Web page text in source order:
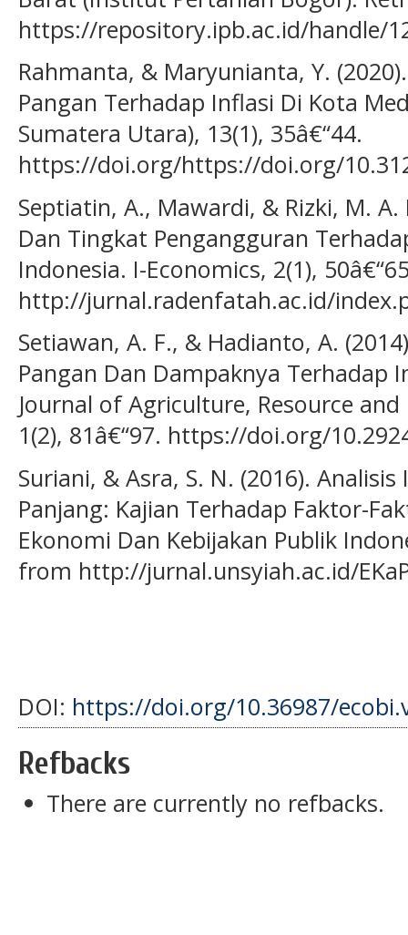
https://repository.ipb.ac.id/handle/
Rahmanta, & Maryunianta, Y.
Pangan Terhadap Inflasi Di Kota
Sumatera Utara), 13(1), 35â€“44.
https://doi.org/https://doi.org/
Septiatin, A., Mawardi, & Rizki, M.
Dan Tingkat Pengangguran
Indonesia. I-Economics, 2(1),
http://jurnal.radenfatah.ac.id/
Setiawan, A. F., & Hadianto, A.
Pangan Dan Dampaknya Terhadap
Journal of Agriculture, Resource
1(2), 81â€“97. https://doi.org/
Suriani, & Asra, S. N. (2016).
Panjang: Kajian Terhadap Faktor-
Ekonomi Dan Kebijakan Publik
from http://jurnal.unsyiah.ac.id/
DOI: https://doi.org/10.36987/
Refbacks
There are currently no refbacks.